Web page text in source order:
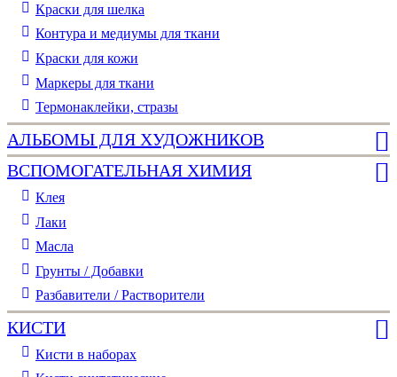
Краски для шелка
Контура и медиумы для ткани
Краски для кожи
Маркеры для ткани
Термонаклейки, стразы
АЛЬБОМЫ ДЛЯ ХУДОЖНИКОВ
ВСПОМОГАТЕЛЬНАЯ ХИМИЯ
Клея
Лаки
Масла
Грунты / Добавки
Разбавители / Растворители
КИСТИ
Кисти в наборах